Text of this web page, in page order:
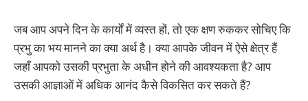
जब आप अपने दिन के कार्यों में व्यस्त हों, तो एक क्षण रुककर सोचिए कि
प्रभु का भय मानने का क्या अर्थ है। क्या आपके जीवन में ऐसे क्षेत्र हैं
जहाँ आपको उसकी प्रभुता के अधीन होने की आवश्यकता है? आप
उसकी आज्ञाओं में अधिक आनंद कैसे विकसित कर सकते हैं?